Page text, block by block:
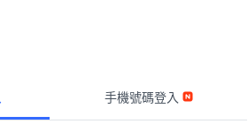
手機號碼登入